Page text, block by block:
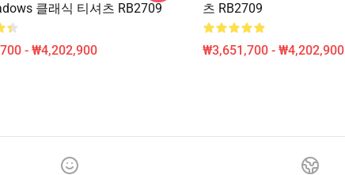
클래식 티셔츠 RB2709
- ₩4,202,900
츠 RB2709
₩3,651,700 - ₩4,202,900